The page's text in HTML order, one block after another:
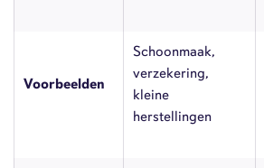
Voorbeelden
Schoonmaak,
verzekering,
kleine
herstellingen